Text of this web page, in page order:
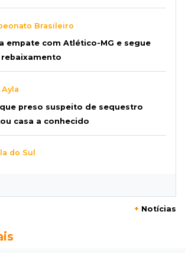
Brasileiro
empate com Atlético-MG e segue
preso suspeito de sequestro
casa a conhecido
do Sul
da Copa Pelezinho soma 35
+ Notícias